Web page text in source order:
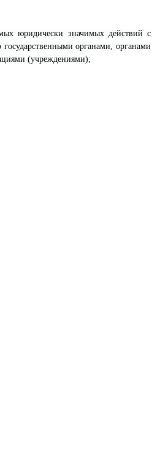
юридически значимых действий с
органами, органами
(учреждениями);